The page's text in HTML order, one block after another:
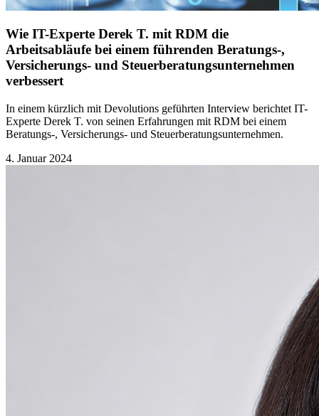
Wie IT-Experte Derek T. mit RDM die
Arbeitsabläufe bei einem führenden Beratungs-,
Versicherungs- und Steuerberatungsunternehmen
verbessert
In einem kürzlich mit Devolutions geführten Interview berichtet IT-
Experte Derek T. von seinen Erfahrungen mit RDM bei einem
Beratungs-, Versicherungs- und Steuerberatungsunternehmen.
4. Januar 2024